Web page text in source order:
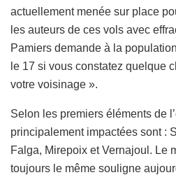
actuellement menée sur place
les auteurs de ces vols avec
Pamiers demande à la
le 17 si vous constatez quelque
votre voisinage ».
Selon les premiers éléments de
principalement impactées sont :
Falga, Mirepoix et Vernajoul. Le
toujours le même souligne